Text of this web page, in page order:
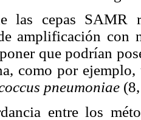
las cepas SAMR
amplificación con
que podrían
como por
pneumoniae
entre los